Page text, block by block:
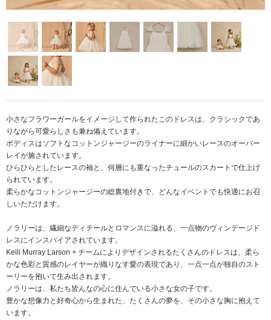
小さなフラワーガールをイメージして作られたこのドレスは、クラシックであ
りながら可愛らしさも兼ね備えています。
ボディスはソフトなコットンジャージーのライナーに細かいレースのオーバー
レイが施されています。
ひらひらとしたレースの袖と、何層にも重なったチュールのスカートで仕上げ
られています。
柔らかなコットンジャージーの総裏地付きで、どんなイベントでも快適にお召
しいただけます。
ノラリーは、繊細なディテールとロマンスに溢れる、一点物のヴィンテージド
レスにインスパイアされています。
Kelli Murray Larson + チームによりデザインされるたくさんのドレスは、柔ら
かな色彩と質感のレイヤーが織りなす愛の表現であり、一点一点が独自のスト
ーリーを抱いて生み出されます。
ノラリーは、私たち皆んなの心に住んでいる小さな女の子です。
豊かな想像力と好奇心から生まれた、たくさんの夢を、その小さな胸に抱えて
います。